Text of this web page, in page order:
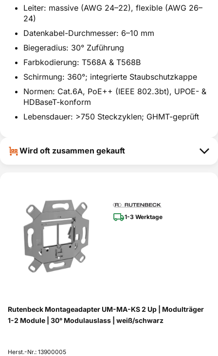
Leiter: massive (AWG 24–22), flexible (AWG 26–
24)
Datenkabel-Durchmesser: 6–10 mm
Biegeradius: 30° Zuführung
Farbkodierung: T568A & T568B
Schirmung: 360°; integrierte Staubschutzkappe
Normen: Cat.6A, PoE++ (IEEE 802.3bt), UPOE- &
HDBaseT-konform
Lebensdauer: >750 Steckzyklen; GHMT-geprüft
Wird oft zusammen gekauft
1-3 Werktage
Rutenbeck Montageadapter UM-MA-KS 2 Up | Modulträger
1-2 Module | 30° Modulauslass | weiß/schwarz
Herst.-Nr.: 13900005